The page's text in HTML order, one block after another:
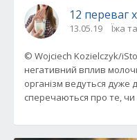
12 переваг
13.05.19 Їжа
© Wojciech Kozielczyk/
негативний вплив
організм ведуться дуже
сперечаються про те, чи